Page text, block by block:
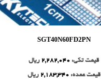
SGT40N60FD2PN
قیمت تکی: 2,282,040 ریال
قیمت عمده: 2,183,340 ریال